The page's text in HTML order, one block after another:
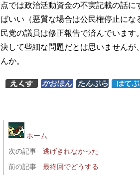
点では政治活動資金の不実記載の話
ばいい（悪質な場合は公民権停止に
民党の議員は修正報告で済んでいます
決して些細な問題だとは思いません
んか。
ホーム
次の記事
逃げきれなかった
前の記事
最終回でどうする